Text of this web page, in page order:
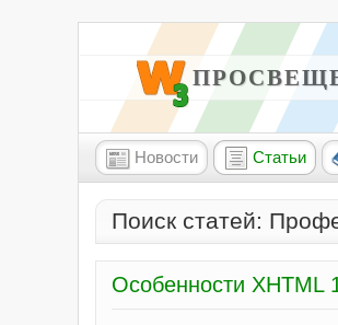
W3
Новости Статьи
Поиск статей:
Особенности XHTML